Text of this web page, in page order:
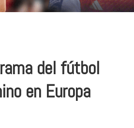
del fútbol
en Europa